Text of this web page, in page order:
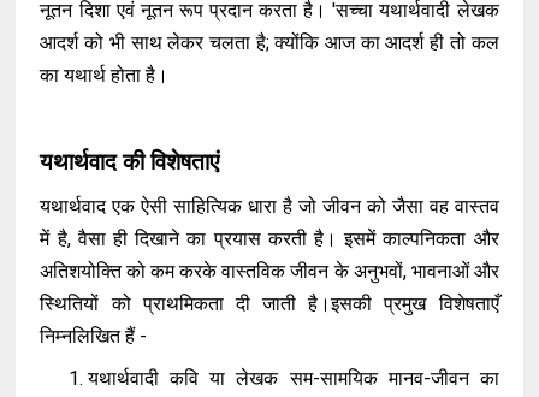
नूतन दिशा एवं नूतन रूप प्रदान करता है। 'सच्चा यथार्थवादी लेखक
आदर्श को भी साथ लेकर चलता है; क्योंकि आज का आदर्श ही तो कल
का यथार्थ होता है।
यथार्थवाद की विशेषताएं
यथार्थवाद एक ऐसी साहित्यिक धारा है जो जीवन को जैसा वह वास्तव
में है, वैसा ही दिखाने का प्रयास करती है। इसमें काल्पनिकता और
अतिशयोक्ति को कम करके वास्तविक जीवन के अनुभवों, भावनाओं और
स्थितियों को प्राथमिकता दी जाती है।इसकी प्रमुख विशेषताएँ
निम्नलिखित हैं -
यथार्थवादी कवि या लेखक सम-सामयिक मानव-जीवन का